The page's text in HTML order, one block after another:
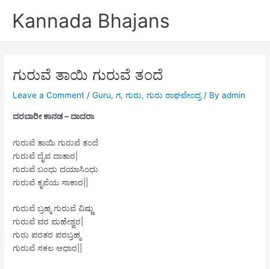
Kannada Bhajans
ಗುರುವೆ ತಾಯಿ ಗುರುವೆ ತಂದೆ
Leave a Comment /Guru,ಗ,ಗುರು,ಗುರು ರಾಘವೇಂದ್ರ/ Byadmin
ದರಬಾರೀ ಕಾನಡ – ದಾದರಾ
ಗುರುವೆ ತಾಯಿ ಗುರುವೆ ತಂದೆ
ಗುರುವೆ ದೈವ ದಾತಾರ|
ಗುರುವೆ ಬಂಧು ದಯಾಸಿಂಧು
ಗುರುವೆ ಕೃಪೆಯ ಸಾಕಾರ||
ಗುರುವೆ ಬ್ರಹ್ಮ ಗುರುವೆ ವಿಷ್ಣು
ಗುರುವೆ ವರ ಮಹೇಶ್ವರ|
ಗುರು ಪರತರ ಪರಬ್ರಹ್ಮ
ಗುರುವೆ ಸಕಲ ಆಧಾರ||